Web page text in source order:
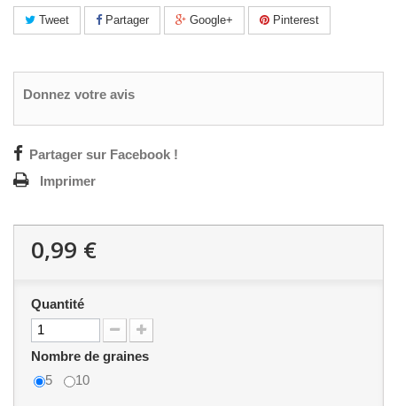
Tweet Partager Google+ Pinterest
Donnez votre avis
Partager sur Facebook !
Imprimer
0,99 €
Quantité
Nombre de graines
5
10